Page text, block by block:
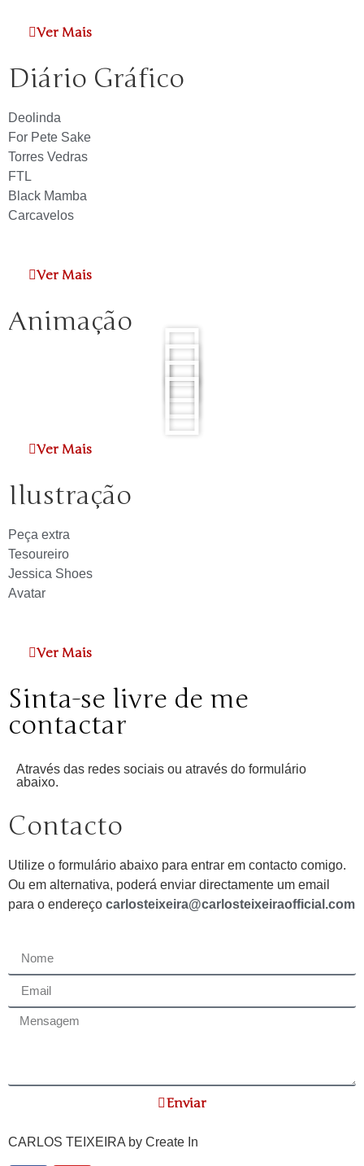
Ver Mais
Diário Gráfico
Deolinda
For Pete Sake
Torres Vedras
FTL
Black Mamba
Carcavelos
Ver Mais
Animação
Ver Mais
Ilustração
Peça extra
Tesoureiro
Jessica Shoes
Avatar
Ver Mais
Sinta-se livre de me
contactar
Através das redes sociais ou através do formulário
abaixo.
Contacto
Utilize o formulário abaixo para entrar em contacto comigo.
Ou em alternativa, poderá enviar directamente um email
para o endereço carlosteixeira@carlosteixeiraofficial.com
Enviar
CARLOS TEIXEIRA by Create In